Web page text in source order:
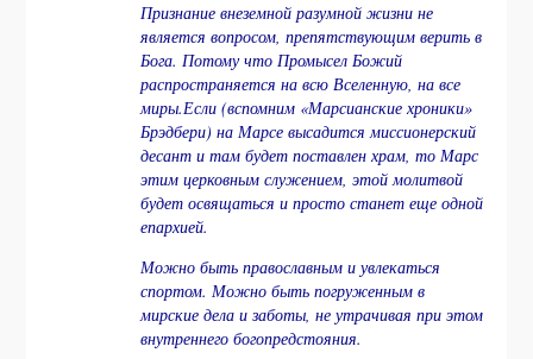
Признание внеземной разумной жизни не
является вопросом, препятствующим верить в
Бога. Потому что Промысел Божий
распространяется на всю Вселенную, на все
миры.Если (вспомним «Марсианские хроники»
Брэдбери) на Марсе высадится миссионерский
десант и там будет поставлен храм, то Марс
этим церковным служением, этой молитвой
будет освящаться и просто станет еще одной
епархией.
Можно быть православным и увлекаться
спортом. Можно быть погруженным в
мирские дела и заботы, не утрачивая при этом
внутреннего богопредстояния.